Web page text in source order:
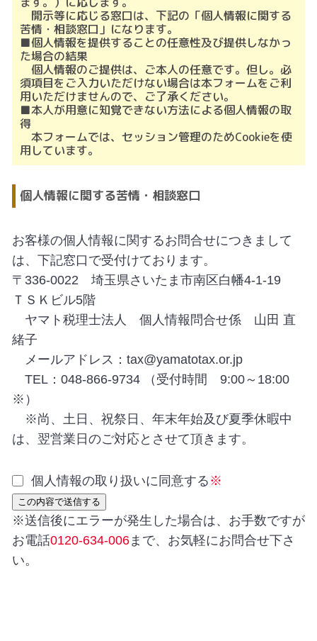
開示等に応じる窓口は、下記の「個人情報に関する
苦情・相談窓口」になります。
■個人情報を提供することの任意性及び提供しなかっ
た場合の結果
個人情報のご提供は、ご本人の任意です。但し。必
須項目をご入力いただけない場合は本フォームをご利
用いただけませんので、ご了承ください。
■本人が用意に知覚できない方法による個人情報の取
得
本フォームでは、セッション管理のためCookieを使
用しています。
個人情報に関する苦情・相談窓口
お客様の個人情報に関するお問合せにつきまして
は、下記窓口で受付けております。
〒336-0022 埼玉県さいたま市南区白幡4-1-19
ＴＳＫビル5階
ヤマト税理士法人 個人情報問合せ係 山田 直
緒子
メールアドレス：tax@yamatotax.or.jp
TEL：048-866-9734 （受付時間 9:00～18:00
※）
※尚、土日、祝祭日、年末年始及び夏季休暇中
は、翌営業日のご対応とさせて頂きます。
個人情報の取り扱いに同意する ※
※送信後にエラーが発生した場合は、お手数ですが
お電話0120-634-006まで、お気軽にお問合せ下さ
い。